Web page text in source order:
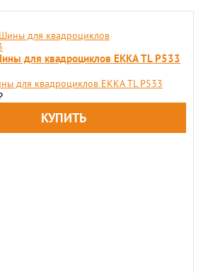
для квадроциклов ЕККА TL Р533
для квадроциклов ЕККА TL Р533